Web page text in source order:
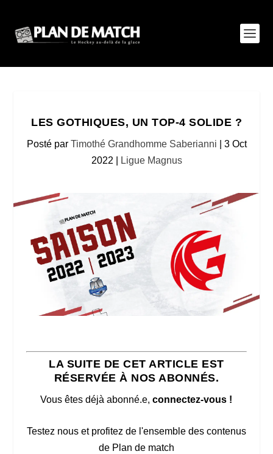
LES GOTHIQUES, UN TOP-4 SOLIDE ?
Posté par Timothé Grandhomme Saberianni
3 Oct
2022
Ligue Magnus
LA SUITE DE CET ARTICLE EST
RÉSERVÉE À NOS ABONNÉS.
Vous êtes déjà abonné.e,connectez-vous !
Testez nous et profitez de l'ensemble des contenus
de Plan de match